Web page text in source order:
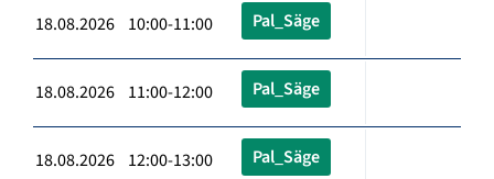
18.08.2026 10:00-11:00 Pal_Säge
18.08.2026 11:00-12:00 Pal_Säge
18.08.2026 12:00-13:00 Pal_Säge